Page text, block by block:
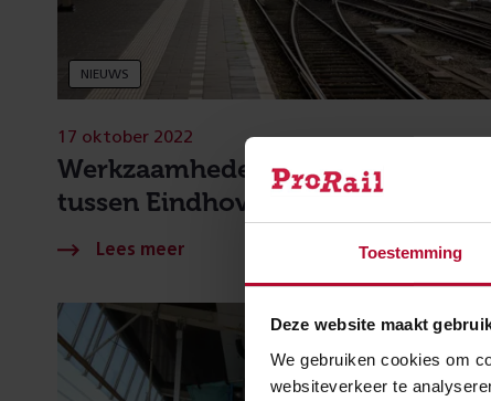
Toestemming
Deze website maakt
We gebruiken cookies om
websiteverkeer te
NIEUWS
Werkzaamheden aan het spoor
tussen Eindhoven en Venlo
17 oktober 2022